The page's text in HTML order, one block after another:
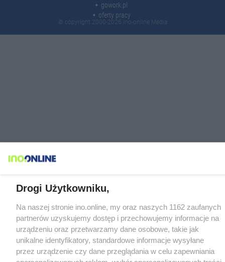
gowork.pl
oferty pracy
© copyright 2000-2026 Ino-online Media
Drogi Użytkowniku,
Na naszej stronie ino.online, my oraz naszych 1162 zaufanych
partnerów uzyskujemy dostęp i przechowujemy informacje na
urządzeniu oraz przetwarzamy dane osobowe, takie jak
unikalne identyfikatory, standardowe informacje wysyłane
przez urządzenie czy dane przeglądania w celu zapewniania